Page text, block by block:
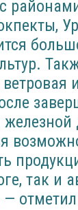
так и
—